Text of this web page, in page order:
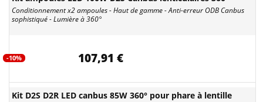
Conditionnement x2 ampoules - Haut de gamme - Anti-erreur ODB Canbus
sophistiqué - Lumière à 360°
-10% 107,91 €
Kit D2S D2R LED canbus 85W 360° pour phare à lentille